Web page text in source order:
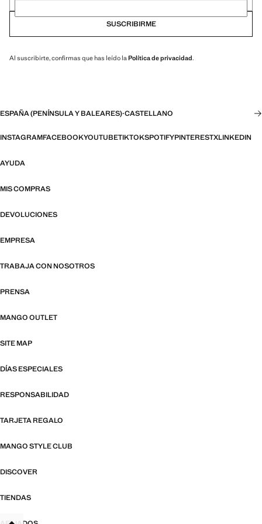
SUSCRIBIRME
Al suscribirte, confirmas que has leído la Política de privacidad.
ESPAÑA (PENÍNSULA Y BALEARES)·CASTELLANO
INSTAGRAMFACEBOOKYOUTUBETIKTOKSPOTIFYPINTERESTXLINKEDIN
AYUDA
MIS COMPRAS
DEVOLUCIONES
EMPRESA
TRABAJA CON NOSOTROS
PRENSA
MANGO OUTLET
SITE MAP
DÍAS ESPECIALES
RESPONSABILIDAD
TARJETA REGALO
MANGO STYLE CLUB
DISCOVER
TIENDAS